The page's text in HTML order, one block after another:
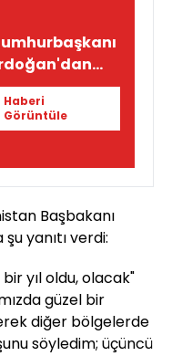
açıklamalar
Haberi
Görüntüle
Başbakanı
yanıtı verdi:
yıl oldu, olacak"
güzel bir
diğer bölgelerde
söyledim; üçüncü